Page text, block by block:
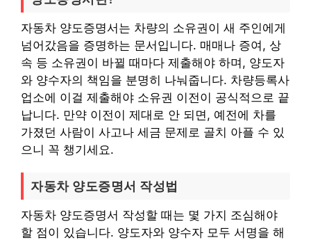
자동차 양도증명서는 차량의 소유권이 새 주인에게
넘어갔음을 증명하는 문서입니다. 매매나 증여, 상
속 등 소유권이 바뀔 때마다 제출해야 하며, 양도자
와 양수자의 책임을 분명히 나눠줍니다. 차량등록사
업소에 이걸 제출해야 소유권 이전이 공식적으로 끝
납니다. 만약 이전이 제대로 안 되면, 예전에 차를
가졌던 사람이 사고나 세금 문제로 골치 아플 수 있
으니 꼭 챙기세요.
자동차 양도증명서 작성법
자동차 양도증명서 작성할 때는 몇 가지 조심해야
할 점이 있습니다. 양도자와 양수자 모두 서명을 해